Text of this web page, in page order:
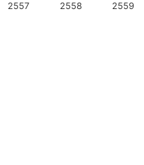
2557 2558 2559